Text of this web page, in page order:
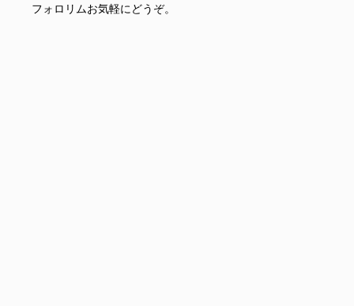
フォロリムお気軽にどうぞ。